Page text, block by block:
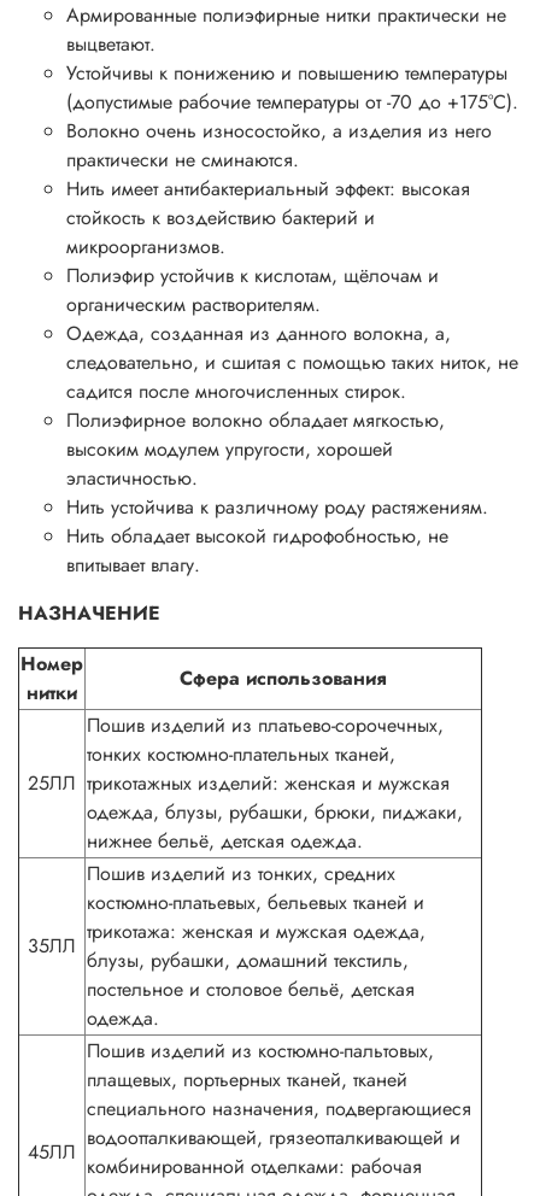
Армированные полиэфирные нитки практически не
выцветают.
Устойчивы к понижению и повышению температуры
(допустимые рабочие температуры от -70 до +175°С).
Волокно очень износостойко, а изделия из него
практически не сминаются.
Нить имеет антибактериальный эффект: высокая
стойкость к воздействию бактерий и
микроорганизмов.
Полиэфир устойчив к кислотам, щёлочам и
органическим растворителям.
Одежда, созданная из данного волокна, а,
следовательно, и сшитая с помощью таких ниток, не
садится после многочисленных стирок.
Полиэфирное волокно обладает мягкостью,
высоким модулем упругости, хорошей
эластичностью.
Нить устойчива к различному роду растяжениям.
Нить обладает высокой гидрофобностью, не
впитывает влагу.
НАЗНАЧЕНИЕ
Номер
нитки
Сфера использования
25ЛЛ
Пошив изделий из платьево-сорочечных,
тонких костюмно-плательных тканей,
трикотажных изделий: женская и мужская
одежда, блузы, рубашки, брюки, пиджаки,
нижнее бельё, детская одежда.
35ЛЛ
Пошив изделий из тонких, средних
костюмно-платьевых, бельевых тканей и
трикотажа: женская и мужская одежда,
блузы, рубашки, домашний текстиль,
постельное и столовое бельё, детская
одежда.
45ЛЛ
Пошив изделий из костюмно-пальтовых,
плащевых, портьерных тканей, тканей
специального назначения, подвергающиеся
водоотталкивающей, грязеотталкивающей и
комбинированной отделками: рабочая